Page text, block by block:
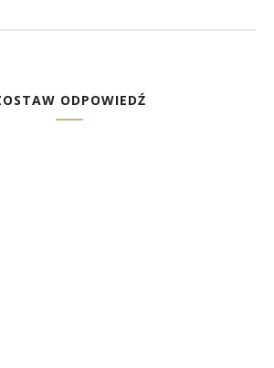
ODPOWIEDŹ